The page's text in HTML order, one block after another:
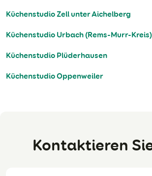
Küchenstudio Zell unter Aichelberg
Küchenstudio Urbach (Rems-Murr-Kreis)
Küchenstudio Plüderhausen
Küchenstudio Oppenweiler
Kontaktieren